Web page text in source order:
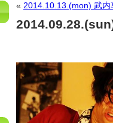
« 2014.10.13.(mon) 武